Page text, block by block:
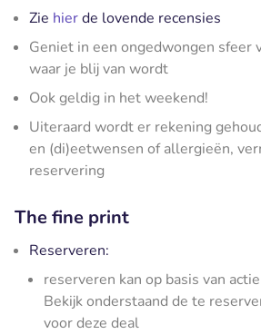
Zie hierde lovende recensies
Geniet in een ongedwongen sfeer
waar je blij van wordt
Ook geldig in het weekend!
Uiteraard wordt er rekening
en (di)eetwensen of allergieën,
reservering
The fine print
Reserveren:
reserveren kan op basis van
Bekijk onderstaand de te
voor deze deal